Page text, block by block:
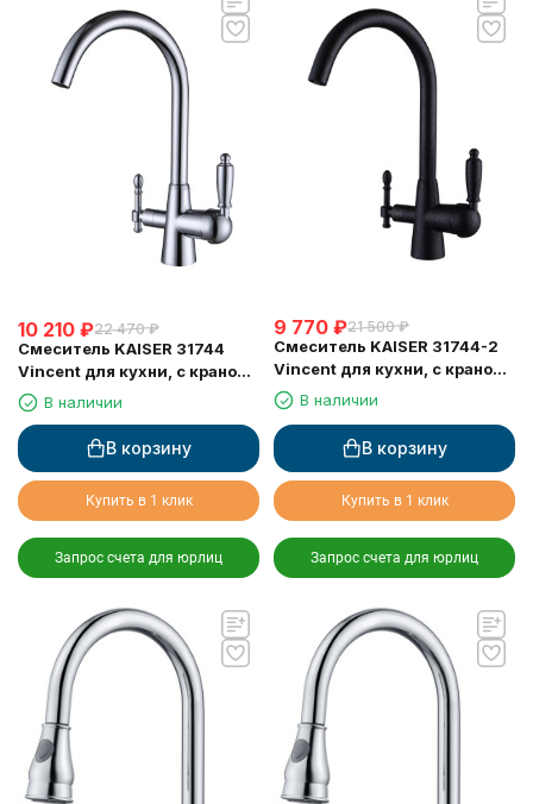
10 210 ₽22 470 ₽
Смеситель KAISER 31744
Vincent для кухни, с краном
для питьевой воды, хром
В наличии
В корзину
Купить в 1 клик
Запрос счета для юрлиц
9 770 ₽21 500 ₽
Смеситель KAISER 31744-2
Vincent для кухни, с краном
для питьевой воды, черный
мрамор
В наличии
В корзину
Купить в 1 клик
Запрос счета для юрлиц